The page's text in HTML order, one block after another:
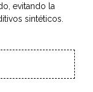
evitando la
sintéticos.